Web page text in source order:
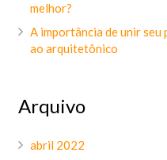
melhor?
A importância de unir
ao arquitetônico
Arquivo
abril 2022